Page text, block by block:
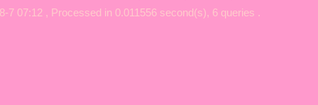
7 07:12 , Processed in 0.011556 second(s), 6 queries .